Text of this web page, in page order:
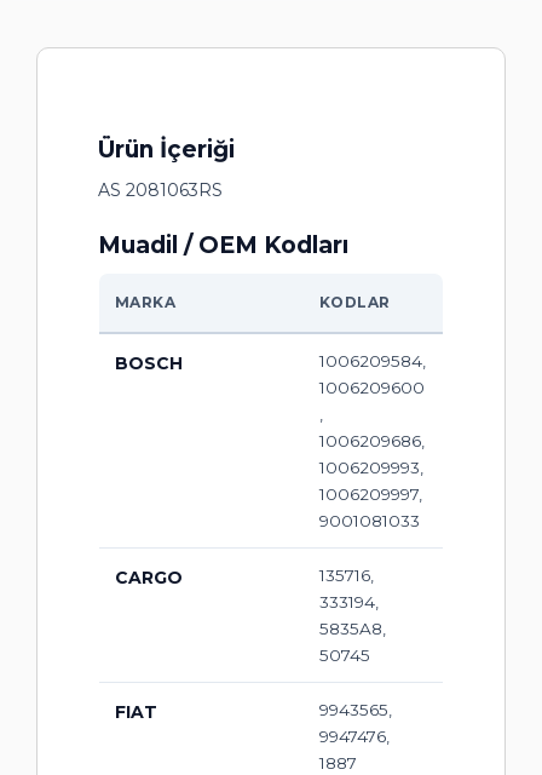
Ürün İçeriği
AS 2081063RS
Muadil / OEM Kodları
MARKA KODLAR
BOSCH
1006209584,
1006209600
,
1006209686,
1006209993,
1006209997,
9001081033
CARGO
135716,
333194,
5835A8,
50745
FIAT
9943565,
9947476,
1887